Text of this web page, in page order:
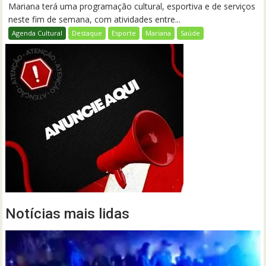
Mariana terá uma programação cultural, esportiva e de serviços
neste fim de semana, com atividades entre...
Agenda Cultural Destaque Esporte Mariana Saúde
Notícias mais lidas